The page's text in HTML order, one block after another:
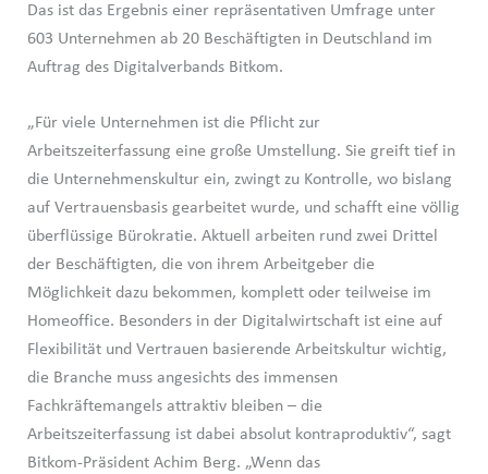
Das ist das Ergebnis einer repräsentativen Umfrage unter
603 Unternehmen ab 20 Beschäftigten in Deutschland im
Auftrag des Digitalverbands Bitkom.
„Für viele Unternehmen ist die Pflicht zur
Arbeitszeiterfassung eine große Umstellung. Sie greift tief in
die Unternehmenskultur ein, zwingt zu Kontrolle, wo bislang
auf Vertrauensbasis gearbeitet wurde, und schafft eine völlig
überflüssige Bürokratie. Aktuell arbeiten rund zwei Drittel
der Beschäftigten, die von ihrem Arbeitgeber die
Möglichkeit dazu bekommen, komplett oder teilweise im
Homeoffice. Besonders in der Digitalwirtschaft ist eine auf
Flexibilität und Vertrauen basierende Arbeitskultur wichtig,
die Branche muss angesichts des immensen
Fachkräftemangels attraktiv bleiben – die
Arbeitszeiterfassung ist dabei absolut kontraproduktiv“, sagt
Bitkom-Präsident Achim Berg. „Wenn das